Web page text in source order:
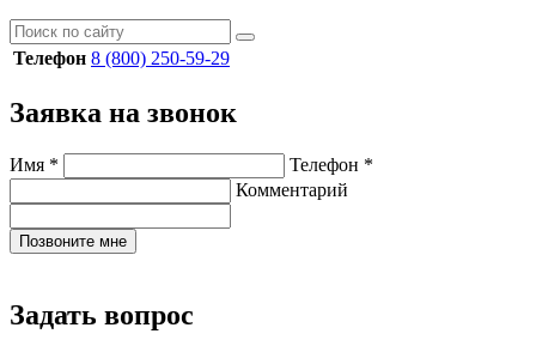
Телефон 8 (800) 250-59-29
Заявка на звонок
Имя * Телефон *
Комментарий
Позвоните мне
Задать вопрос